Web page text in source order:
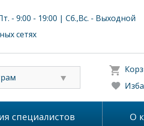
- 9:00 - 19:00 | Сб.,Вс. - Выходной
сетях
специалистов О